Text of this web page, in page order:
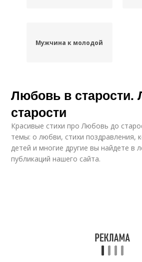
Мужчина к молодой
Любовь в
старости
Красивые стихи про Любовь до
темы: о любви, стихи поздравления,
детей и многие другие вы найдете в
публикаций нашего сайта.